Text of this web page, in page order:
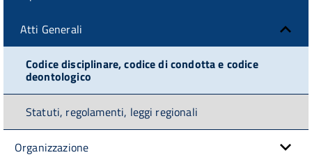
Atti Generali
Codice disciplinare, codice di condotta e codice
deontologico
Statuti, regolamenti, leggi regionali
Organizzazione